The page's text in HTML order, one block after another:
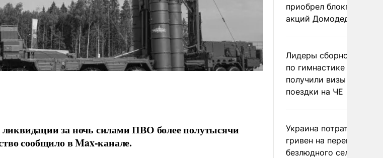
за ночь силами ПВО более полутысячи
сообщило в Max-канале.
приобрел блокпакет
акций Домодедово
Лидеры сборной
по гимнастике не
получили визы для
поездки на ЧЕ
Украина потратила 1
гривен на
безлюдного села